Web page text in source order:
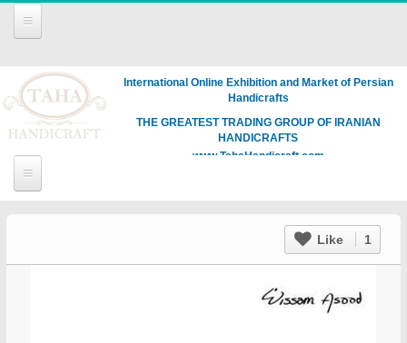
International Online Exhibition and Market of Persian
Handicrafts
THE GREATEST TRADING GROUP OF IRANIAN
HANDICRAFTS
www.TahaHandicraft.com
Like 1